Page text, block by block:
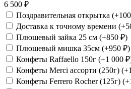
6 500 ₽
Поздравительная открытка (+100
Доставка к точному времени
Плюшевый зайка 25 см (+850 ₽)
Плюшевый мишка 35см (+950 ₽)
Конфеты Raffaello 150г (+1 000 ₽
Конфеты Merci ассорти (250г)
Конфеты Ferrero Rocher (125г)